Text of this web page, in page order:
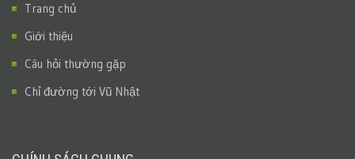
Trang chủ
Giới thiệu
Câu hỏi thường gặp
Chỉ đường tới Vũ Nhật